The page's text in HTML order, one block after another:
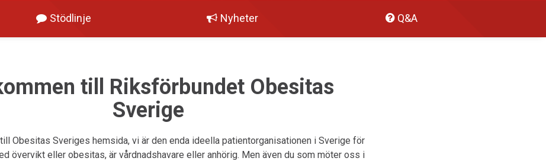
Stödlinje Nyheter Q&A
till Riksförbundet Obesitas
Sverige
Obesitas Sveriges hemsida, vi är den enda ideella patientorganisationen i Sverige för
övervikt eller obesitas, är vårdnadshavare eller anhörig. Men även du som möter oss i